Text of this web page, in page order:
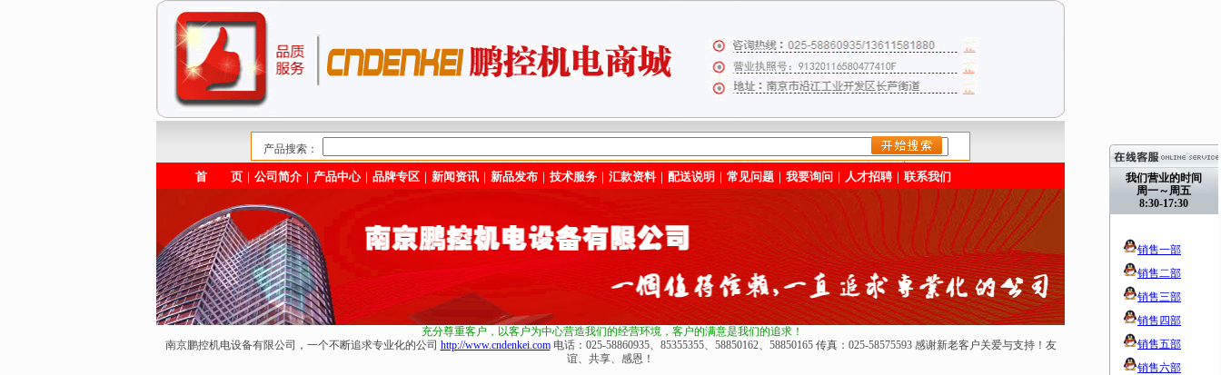
我们营业的时间
周一～周五
8:30-17:30
销售一部
销售二部
销售三部
销售四部
销售五部
销售六部
产品搜索：
/>
首 页｜ 公司简介｜ 产品中心｜ 品牌专区｜ 新闻资讯｜ 新品发布｜ 技术服务｜ 汇款资料｜ 配送说明 ｜ 常见问题｜ 我要询问 ｜ 人才招聘｜ 联系我们
充分尊重客户，以客户为中心营造我们的经营环境，客户的满意是我们的追求！
南京鹏控机电设备有限公司，一个不断追求专业化的公司 http://www.cndenkei.com电话：025-58860935、85355355、58850162、58850165 传真：025-58575593 感谢新老客户关爱与支持！友
谊、共享、感恩！